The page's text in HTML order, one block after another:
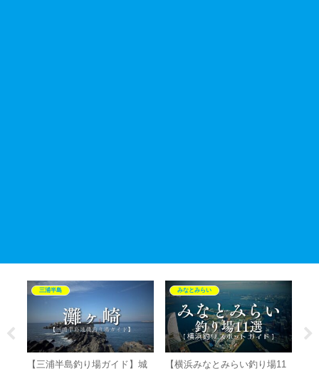
三浦半島
【三浦半島釣り場ガイド】城
みなとみらい
【横浜みなとみらい釣り場11